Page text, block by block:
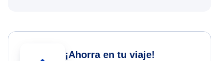
¡Ahorra en tu viaje!